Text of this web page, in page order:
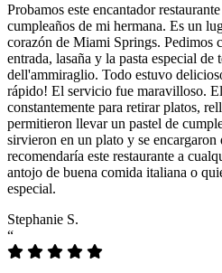
Probamos este encantador
cumpleaños de mi hermana. Es un
corazón de Miami Springs. Pedimos
entrada, lasaña y la pasta especial de
dell'ammiraglio. Todo estuvo
rápido! El servicio fue maravilloso.
constantemente para retirar platos,
permitieron llevar un pastel de
sirvieron en un plato y se
recomendaría este restaurante a
antojo de buena comida italiana o
especial.
Stephanie S.
“